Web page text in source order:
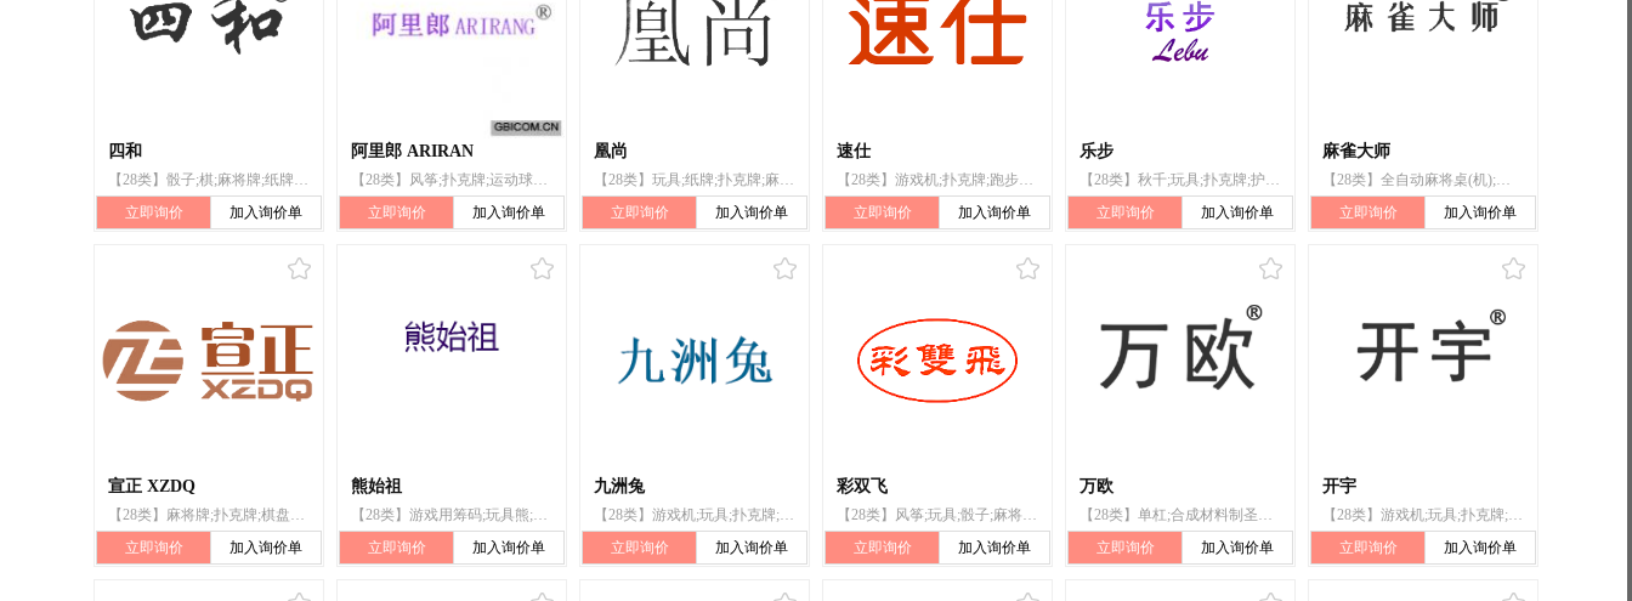
四和
【28类】骰子;棋;麻将牌;纸牌;扑克牌;国际象棋;围棋;象棋;全自动麻将桌(机);跳棋
立即询价
加入询价单
阿里郎 ARIRAN
【28类】风筝;扑克牌;运动球类;帆板;塑料跑道;溜冰鞋;钓鱼用具
立即询价
加入询价单
凰尚
【28类】玩具;纸牌;扑克牌;麻将牌;骰子;棋;运动用球;滑板;雪鞋;钓鱼用具
立即询价
加入询价单
速仕
【28类】游戏机;扑克牌;跑步机;跳绳;钓鱼竿;玩具;篮球;靶;旱冰鞋;运动用吸汗带
立即询价
加入询价单
乐步
【28类】秋千;玩具;扑克牌;护膝(运动用品);轮滑鞋;游泳池(娱乐用品);钓具
立即询价
加入询价单
麻雀大师
【28类】全自动麻将桌(机);骰子;棋;麻将牌;纸牌;扑克牌;国际象棋;围棋;象棋;跳棋
立即询价
加入询价单
宣正 XZDQ
【28类】麻将牌;扑克牌;棋盘游戏器具;全自动麻将桌;体育活动器械;体育活动用球;游戏机;纸牌;骰子;骰子杯
立即询价
加入询价单
熊始祖
【28类】游戏用筹码;玩具熊;面具（玩具）;麻将牌;扑克牌;纸牌;积木（玩具）;滑雪板;滑雪单板;玩具;游戏器具
立即询价
加入询价单
九洲兔
【28类】游戏机;玩具;扑克牌;台球;锻炼身体器械;射箭用器具;单杠;护膝（体育用品）;合成材料制圣诞树;钓鱼竿
立即询价
加入询价单
彩双飞
【28类】风筝;玩具;骰子;麻将牌;扑克牌;象棋;体育活动用球;羽毛球拍;旱冰鞋;钓鱼用具
立即询价
加入询价单
万欧
【28类】单杠;合成材料制圣诞树;钓鱼竿;护膝（体育用品）;玩具;扑克牌;台球;游戏机;锻炼身体器械;射箭用器具
立即询价
加入询价单
开宇
【28类】游戏机;玩具;扑克牌;台球;锻炼身体器械;射箭用器具;单杠;护膝（体育用品）;合成材料制圣诞树;钓鱼竿
立即询价
加入询价单